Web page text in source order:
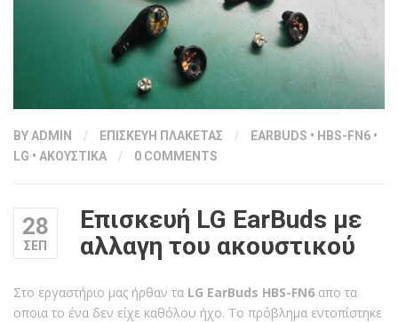
BYADMIN / ΕΠΙΣΚΕΥΗ ΠΛΑΚΕΤΑΣ / EARBUDS • HBS-FN6 •
LG • ΑΚΟΥΣΤΙΚΑ / 0 COMMENTS
28
ΣΕΠ
Επισκευή LG EarBuds με
αλλαγη του ακουστικού
Στο εργαστήριο μας ήρθαν τα LG EarBuds HBS-FN6 απο τα
οποια το ένα δεν είχε καθόλου ήχο. Το πρόβλημα εντοπίστηκε